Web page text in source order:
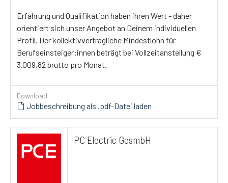
Erfahrung und Qualifikation haben ihren Wert - daher
orientiert sich unser Angebot an Deinem individuellen
Profil. Der kollektivvertragliche Mindestlohn für
Berufseinsteiger:innen beträgt bei Vollzeitanstellung €
3.009,82 brutto pro Monat.
Download
Jobbeschreibung als .pdf-Datei laden
PC Electric GesmbH